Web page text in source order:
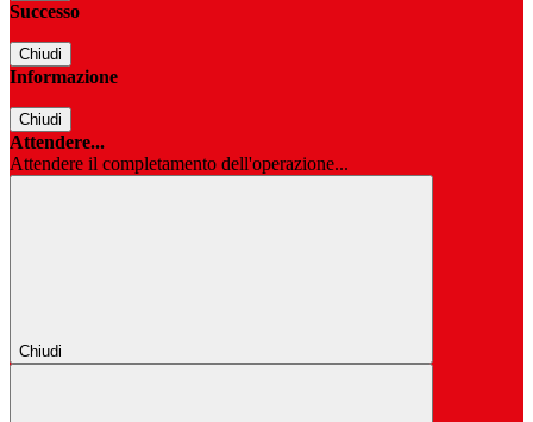
Successo
Chiudi
Informazione
Chiudi
Attendere...
Attendere il completamento dell'operazione...
Chiudi